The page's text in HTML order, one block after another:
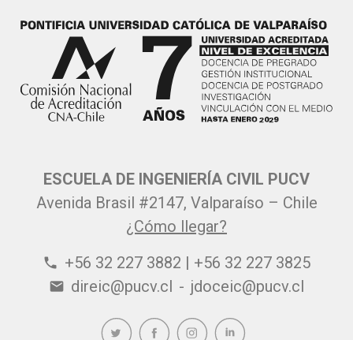
ESCUELA DE INGENIERÍA CIVIL PUCV
Avenida Brasil #2147, Valparaíso – Chile
¿Cómo llegar?
phone +56 32 227 3882 | +56 32 227 3825
email direic@pucv.cl - jdoceic@pucv.cl